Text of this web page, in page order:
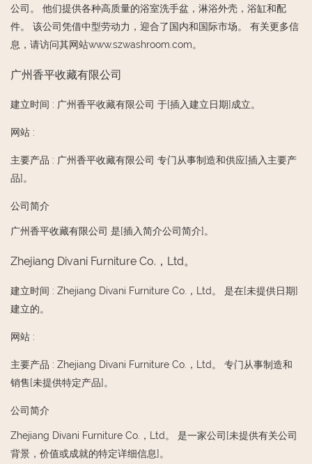
公司。 他们提供各种高质量的浴室洗手盆，淋浴外壳，浴缸和配
件。 该公司凭借中型劳动力，迎合了国内和国际市场。 有关更多信
息，请访问其网站www.szwashroom.com。
广州香平收藏有限公司
建立时间 : 广州香平收藏有限公司 于[插入建立日期]成立。
网站 :
主要产品 : 广州香平收藏有限公司 专门从事制造和供应[插入主要产
品]。
公司简介
广州香平收藏有限公司 是[插入简介公司简介]。
Zhejiang Divani Furniture Co.，Ltd。
建立时间 : Zhejiang Divani Furniture Co.，Ltd。 是在[未提供日期]
建立的。
网站 :
主要产品 : Zhejiang Divani Furniture Co.，Ltd。 专门从事制造和
销售[未提供特定产品]。
公司简介
Zhejiang Divani Furniture Co.，Ltd。 是一家公司[未提供有关公司
背景，价值或成就的特定详细信息]。